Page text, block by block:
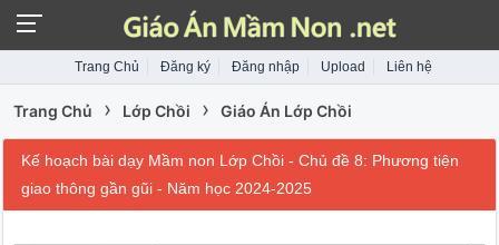
Trang Chủ Đăng ký Đăng nhập Upload Liên hệ
Trang Chủ › Lớp Chồi › Giáo Án Lớp Chồi
Kế hoạch bài dạy Mầm non Lớp Chồi - Chủ đề 8: Phương tiện
giao thông gần gũi - Năm học 2024-2025